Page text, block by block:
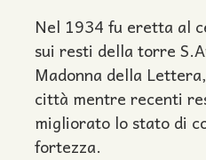
Nel 1934 fu eretta al
sui resti della torre
Madonna della
città mentre recenti
migliorato lo stato di
fortezza.